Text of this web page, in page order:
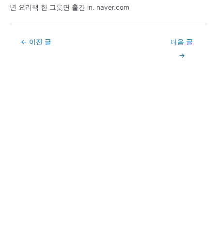
년 요리책 한 그릇면 출간 in. naver.com
Post← 이전 글
다음 글
→